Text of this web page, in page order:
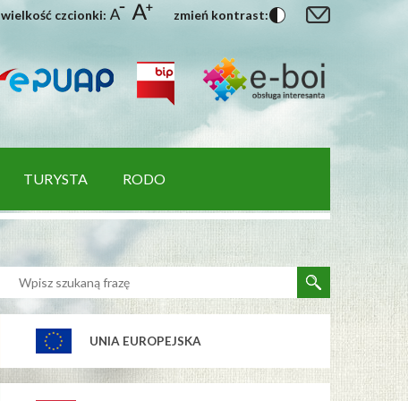
wielkość czcionki: zmień kontrast:
TURYSTA RODO
UNIA EUROPEJSKA